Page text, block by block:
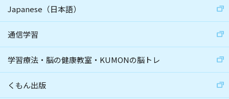
Japanese（日本語）
通信学習
学習療法・脳の健康教室・KUMONの脳トレ
くもん出版